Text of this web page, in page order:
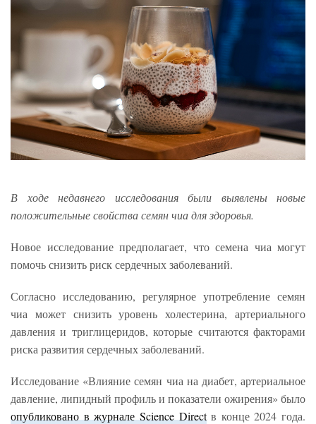
В ходе недавнего исследования были выявлены новые
положительные свойства семян чиа для здоровья.
Новое исследование предполагает, что семена чиа могут
помочь снизить риск сердечных заболеваний.
Согласно исследованию, регулярное употребление семян
чиа может снизить уровень холестерина, артериального
давления и триглицеридов, которые считаются факторами
риска развития сердечных заболеваний.
Исследование «Влияние семян чиа на диабет, артериальное
давление, липидный профиль и показатели ожирения» было
опубликовано в журнале Science Directв конце 2024 года.